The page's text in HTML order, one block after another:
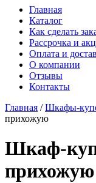
Главная
Каталог
Как сделать
Рассрочка и
Оплата и
О компании
Отзывы
Контакты
Главная /Шкафы-
прихожую
Шкаф-
прихожую